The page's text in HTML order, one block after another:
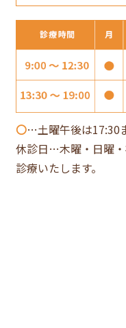
〇…土曜午後は17:30
休診日…木曜・日曜
診療いたします。